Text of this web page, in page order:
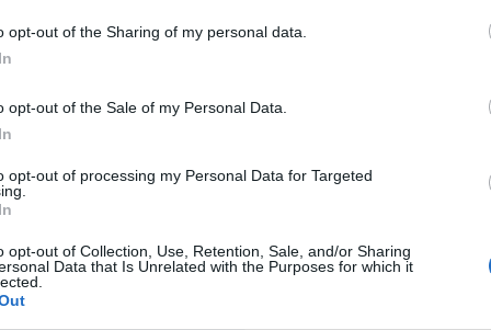
opt-out of the Sharing of my personal data.
opt-out of the Sale of my Personal Data.
opt-out of processing my Personal Data for Targeted
opt-out of Collection, Use, Retention, Sale, and/or Sharing
Data that Is Unrelated with the Purposes for which it
το οποίο καταναλώνει το τηλεοπτικό
και των κινητών συσκευών.
μορφή παραμένει κυρίαρχο μέσο
όμως, από τα μέσα κοινωνικής
(web/social streaming, συνεχούς ροής)
χάρτη και τις μεγάλες